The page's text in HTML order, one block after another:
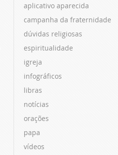
aplicativo aparecida
campanha da fraternidade
dúvidas religiosas
espiritualidade
igreja
infográficos
libras
notícias
orações
papa
vídeos